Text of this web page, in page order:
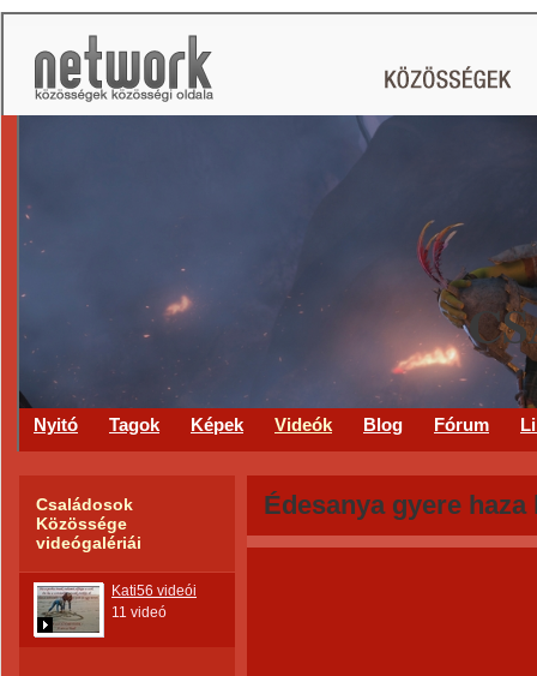
Nyitó Tagok Képek Videók Blog Fórum
Családosok
Közössége
videógalériái
Kati56 videói
11 videó
Édesanya gyere haza